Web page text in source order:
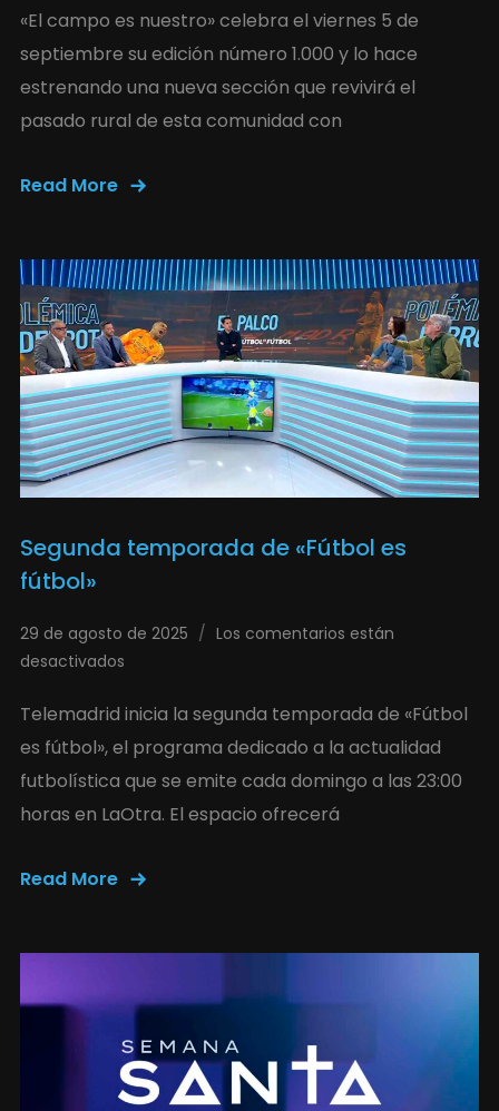
«El campo es nuestro» celebra el viernes 5 de
septiembre su edición número 1.000 y lo hace
estrenando una nueva sección que revivirá el
pasado rural de esta comunidad con
Read More
Segunda temporada de «Fútbol es
fútbol»
29 de agosto de 2025
Los comentarios están
desactivados
Telemadrid inicia la segunda temporada de «Fútbol
es fútbol», el programa dedicado a la actualidad
futbolística que se emite cada domingo a las 23:00
horas en LaOtra. El espacio ofrecerá
Read More